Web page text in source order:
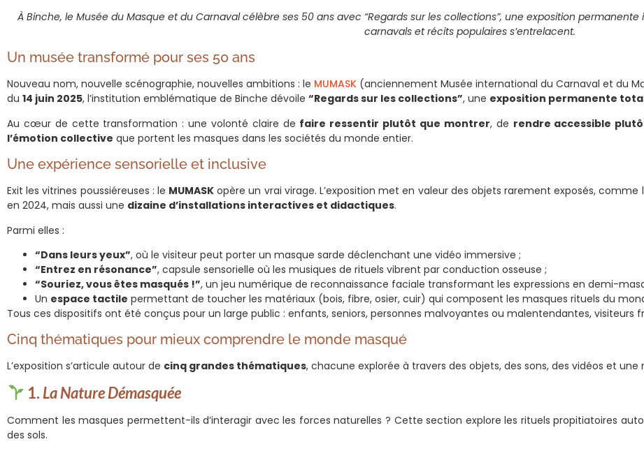
À Binche, le Musée du Masque et du Carnaval célèbre ses 50 ans avec “Regards sur les collections”, une exposition
carnavals et récits populaires s’entrelacent.
Un musée transformé pour ses 50 ans
Nouveau nom, nouvelle scénographie, nouvelles ambitions : le MUMASK (anciennement Musée international du Carnaval et du
du 14 juin 2025, l’institution emblématique de Binche dévoile “Regards sur les collections”, une exposition permanente
Au cœur de cette transformation : une volonté claire de faire ressentir plutôt que montrer, de rendre accessible
l’émotion collective que portent les masques dans les sociétés du monde entier.
Une expérience sensorielle et inclusive
Exit les vitrines poussiéreuses : le MUMASK opère un vrai virage. L’exposition met en valeur des objets rarement exposés,
en 2024, mais aussi une dizaine d’installations interactives et didactiques.
Parmi elles :
“Dans leurs yeux”, où le visiteur peut porter un masque sarde déclenchant une vidéo immersive ;
“Entrez en résonance”, capsule sensorielle où les musiques de rituels vibrent par conduction osseuse ;
“Souriez, vous êtes masqués !”, un jeu numérique de reconnaissance faciale transformant les expressions en demi-
Un espace tactile permettant de toucher les matériaux (bois, fibre, osier, cuir) qui composent les masques rituels du
Tous ces dispositifs ont été conçus pour un large public : enfants, seniors, personnes malvoyantes ou malentendantes, visiteurs
Cinq thématiques pour mieux comprendre le monde masqué
L’exposition s’articule autour de cinq grandes thématiques, chacune explorée à travers des objets, des sons, des vidéos et une
1. La Nature Démasquée
Comment les masques permettent-ils d’interagir avec les forces naturelles ? Cette section explore les rituels propitiatoires
des sols.